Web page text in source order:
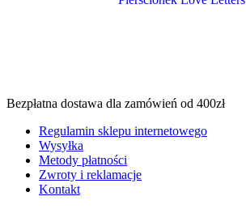
Bezpłatna dostawa dla zamówień od 400zł
Regulamin sklepu internetowego
Wysyłka
Metody płatności
Zwroty i reklamacje
Kontakt